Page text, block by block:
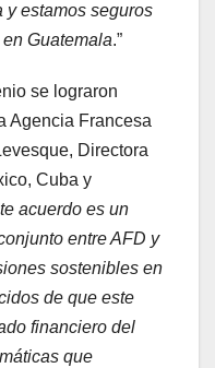
y estamos seguros
Guatemala.”
se lograron
Agencia Francesa
Directora
Cuba y
acuerdo es un
entre AFD y
sostenibles en
de que este
financiero del
que